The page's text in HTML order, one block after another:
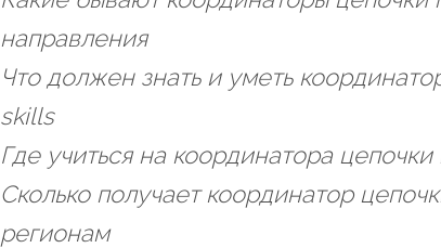
направления
Что должен знать и уметь
skills
Где учиться на координатора цепочки
Сколько получает координатор
регионам